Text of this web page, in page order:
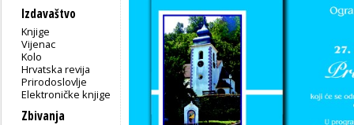
Izdavaštvo
Knjige
Vijenac
Kolo
Hrvatska revija
Prirodoslovlje
Elektroničke knjige
Zbivanja